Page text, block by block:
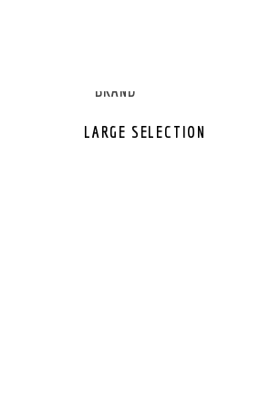
GEAR BRAND
LARGE SELECTION